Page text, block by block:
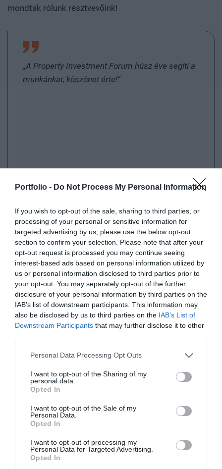
Portfolio - Do Not Process My Personal Information
If you wish to opt-out of the sale, sharing to third parties, or
processing of your personal or sensitive information for
targeted advertising by us, please use the below opt-out
section to confirm your selection. Please note that after your
opt-out request is processed you may continue seeing
interest-based ads based on personal information utilized by
us or personal information disclosed to third parties prior to
your opt-out. You may separately opt-out of the further
disclosure of your personal information by third parties on the
IAB’s list of downstream participants. This information may
also be disclosed by us to third parties on the IAB’s List of
Downstream Participants that may further disclose it to other
Personal Data Processing Opt Outs
I want to opt-out of the Sharing of my
personal data.
Opted In
I want to opt-out of the Sale of my
Personal Data.
Opted In
I want to opt-out of processing my
Personal Data for Targeted Advertising.
Opted In
mondtak rólunk résztvevőink!
„A Property Investment Forum húsz éve segíti a
munkánkat, köszönet érte!”
Deputy CEO, WING
GYAKRAN ISMÉTELT
KÉRDÉSEK
Részvételi feltételek, regisztráció menete és
határideje, valamint teendők telt ház esetén
Szeretettel várunk minden 16. életévét betöltött
programja, szívesen részt venne rajta és nyitott új
partnerek megismerésére, magas színvonalú
kapcsolatépítési lehetőségekre.
Rendezvényeinkre a portfolio.hu/rendezvenyekoldalon
lehet regisztrálni az adott esemény aloldalán, a
miatt kizárólag online előre, vagy a helyszínen
regisztrált, (díjköteles rendezvény esetén) kifizetett
helyszínen is fizetni?
A részvételi díjat és az egyéb költségeket
(szobafoglalás, kiegészítők stb.) a regisztrációs
folyamat során kiválasztva utalással, valamint
bankkártyás fizetéssel lehet kiegyenlíteni. Fontos tudni,
már csak bankkártyás fizetésre van lehetőség.
Díjköteles esemény esetén a részvételi díj
Mi a teendő, ha nem kaptam meg a QR-kódot a
belépéshez?
Rendszerünk a fizetés beérkezése és könyvelése után
automatikusan kiküldi a QR-kódot. Ingyenes részvétel
esetén a regisztráció után közvetlenül kerül kiküldésre
Milyen jegytípusok és kedvezmények állnak
rendelkezésre? Hogyan tudom a kedvezmény-